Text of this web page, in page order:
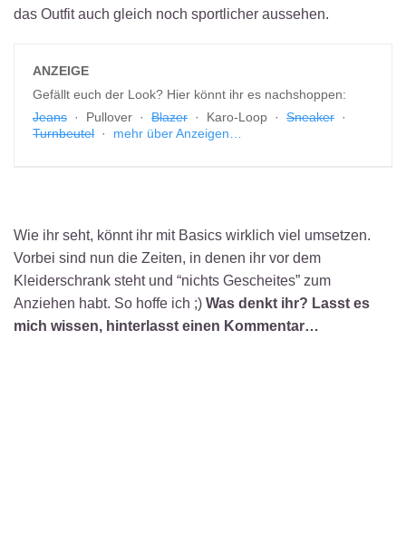
das Outfit auch gleich noch sportlicher aussehen.
ANZEIGE
Gefällt euch der Look? Hier könnt ihr es nachshoppen:
Jeans · Pullover · Blazer · Karo-Loop · Sneaker ·
Turnbeutel · mehr über Anzeigen…
Wie ihr seht, könnt ihr mit Basics wirklich viel umsetzen.
Vorbei sind nun die Zeiten, in denen ihr vor dem
Kleiderschrank steht und “nichts Gescheites” zum
Anziehen habt. So hoffe ich ;) Was denkt ihr? Lasst es
mich wissen, hinterlasst einen Kommentar…